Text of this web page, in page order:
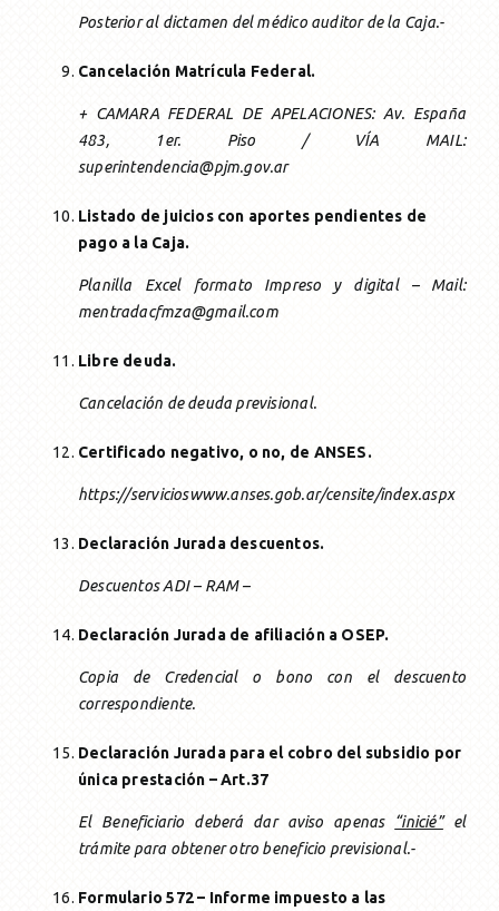
Posterior al dictamen del médico auditor de la Caja.-
Cancelación Matrícula Federal.
+ CAMARA FEDERAL DE APELACIONES: Av. España
483, 1er. Piso / VÍA MAIL:
superintendencia@pjm.gov.ar
Listado de juicios con aportes pendientes de
pago a la Caja.
Planilla Excel formato Impreso y digital – Mail:
mentradacfmza@gmail.com
Libre deuda.
Cancelación de deuda previsional.
Certificado negativo, o no, de ANSES.
https://servicioswww.anses.gob.ar/censite/index.aspx
Declaración Jurada descuentos.
Descuentos ADI – RAM –
Declaración Jurada de afiliación a OSEP.
Copia de Credencial o bono con el descuento
correspondiente.
Declaración Jurada para el cobro del subsidio por
única prestación – Art.37
El Beneficiario deberá dar aviso apenas “inicié”el
trámite para obtener otro beneficio previsional.-
Formulario 572 – Informe impuesto a las